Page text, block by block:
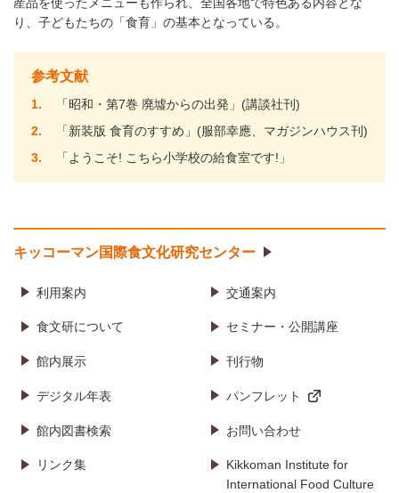
り、子どもたちの「食育」の基本となっている。
参考文献
1
「昭和・第7巻 廃墟からの出発」(講談社刊)
2
「新装版 食育のすすめ」(服部幸應、マガジンハウス刊)
3
「ようこそ! こちら小学校の給食室です!」
キッコーマン国際食文化研究センター
利用案内 交通案内
食文研について セミナー・公開講座
館内展示 刊行物
デジタル年表 パンフレット
館内図書検索 お問い合わせ
リンク集
Kikkoman Institute for
International Food Culture